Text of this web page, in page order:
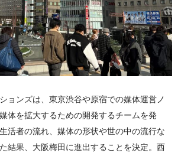
ョンズは、東京渋谷や原宿での媒体運営ノ
体を拡大するための開発するチームを発
活者の流れ、媒体の形状や世の中の流行な
結果、大阪梅田に進出することを決定。西